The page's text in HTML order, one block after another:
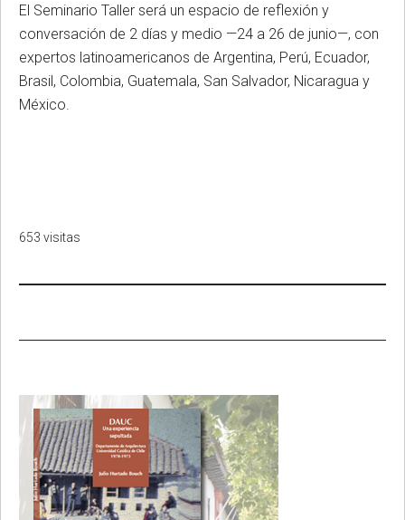
El Seminario Taller será un espacio de reflexión y
conversación de 2 días y medio —24 a 26 de junio—, con
expertos latinoamericanos de Argentina, Perú, Ecuador,
Brasil, Colombia, Guatemala, San Salvador, Nicaragua y
México.
653 visitas
Primary
Sidebar